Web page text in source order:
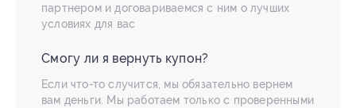
партнером и договариваемся с ним о лучших
условиях для вас
Смогу ли я вернуть купон?
Если что-то случится, мы обязательно вернем
вам деньги. Мы работаем только с проверенными